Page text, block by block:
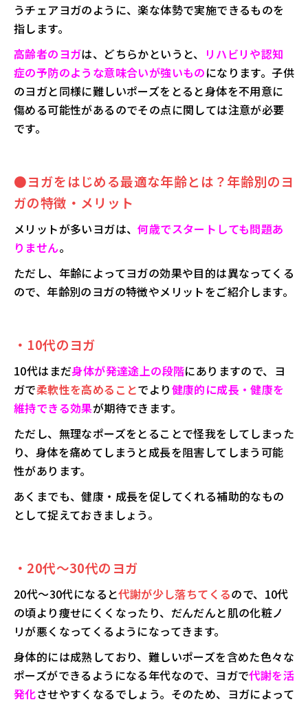
うチェアヨガのように、楽な体勢で実施できるものを
指します。
高齢者のヨガは、どちらかというと、 リハビリや認知
症の予防のような意味合いが強いものになります。子供
のヨガと同様に難しいポーズをとると身体を不用意に
傷める可能性があるのでその点に関しては注意が必要
です。
●ヨガをはじめる最適な年齢とは？年齢別のヨ
ガの特徴・メリット
メリットが多いヨガは、何歳でスタートしても問題あ
りません。
ただし、年齢によってヨガの効果や目的は異なってくる
ので、年齢別のヨガの特徴やメリットをご紹介します。
・10代のヨガ
10代はまだ身体が発達途上の段階にありますので、ヨ
ガで柔軟性を高めることでより健康的に成長・健康を
維持できる効果が期待できます。
ただし、無理なポーズをとることで怪我をしてしまった
り、身体を痛めてしまうと成長を阻害してしまう可能
性があります。
あくまでも、健康・成長を促してくれる補助的なもの
として捉えておきましょう。
・20代～30代のヨガ
20代～30代になると代謝が少し落ちてくるので、10代
の頃より痩せにくくなったり、だんだんと肌の化粧ノ
リが悪くなってくるようになってきます。
身体的には成熟しており、難しいポーズを含めた色々な
ポーズができるようになる年代なので、ヨガで代謝を活
発化させやすくなるでしょう。そのため、ヨガによって